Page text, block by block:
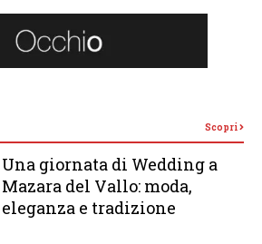
Scopri
Una giornata di Wedding a
Mazara del Vallo: moda,
eleganza e tradizione